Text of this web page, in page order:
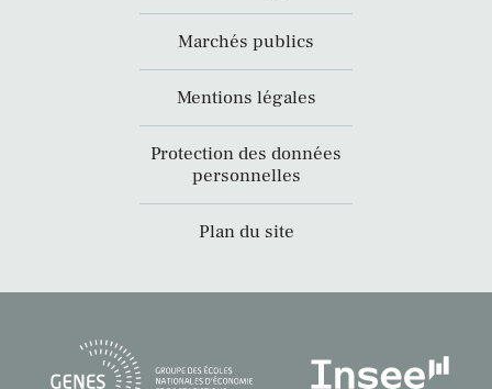
Marchés publics
Mentions légales
Protection des données
personnelles
Plan du site